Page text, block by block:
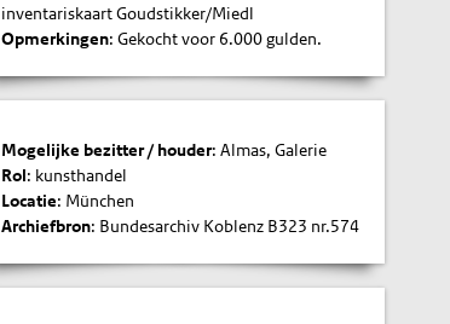
inventariskaart Goudstikker/Miedl
Opmerkingen: Gekocht voor 6.000 gulden.
Mogelijke bezitter / houder: Almas, Galerie
Rol: kunsthandel
Locatie: München
Archiefbron: Bundesarchiv Koblenz B323 nr.574